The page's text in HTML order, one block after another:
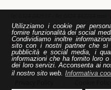
Utilizziamo i cookie per
fornire funzionalità dei social
Condividiamo inoltre
sito con i nostri partner che si
pubblicità e social media, i
informazioni che ha fornito loro
dei loro servizi. Acconsenta ai
il nostro sito web.Informativa